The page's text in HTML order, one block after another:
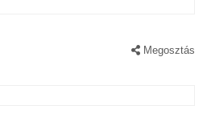
Megosztás